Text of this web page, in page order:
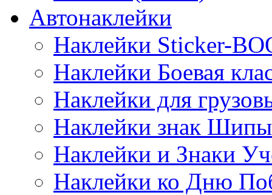
Автонаклейки
Наклейки Sticker-
Наклейки Боевая
Наклейки для
Наклейки знак Шипы
Наклейки и Знаки
Наклейки ко Дню